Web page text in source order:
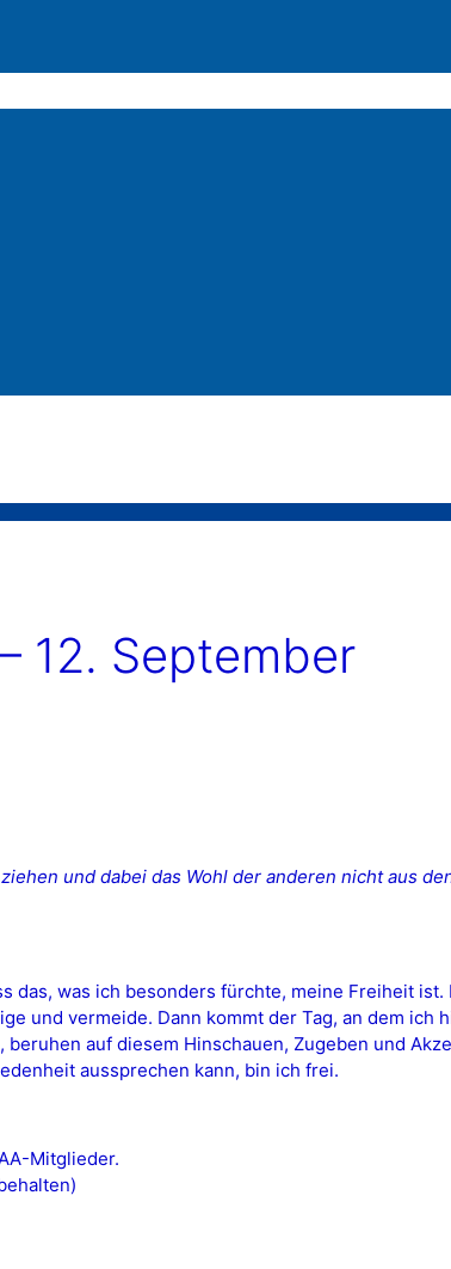
12. September
und dabei das Wohl der anderen nicht aus
was ich besonders fürchte, meine Freiheit ist.
und vermeide. Dann kommt der Tag, an dem ich
auf diesem Hinschauen, Zugeben und
aussprechen kann, bin ich frei.
Mitglieder.